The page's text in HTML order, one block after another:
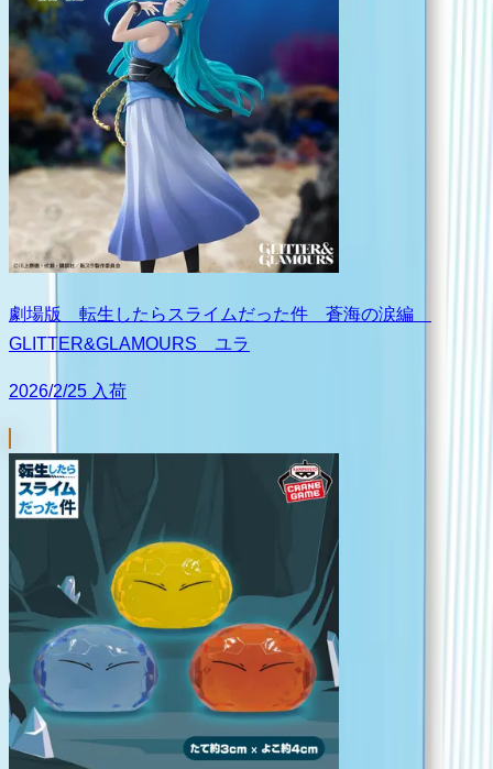
劇場版 転生したらスライムだった件 蒼海の涙編
GLITTER&GLAMOURS ユラ
2026/2/25 入荷